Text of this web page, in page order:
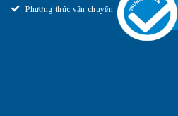
Phương thức vận chuyển